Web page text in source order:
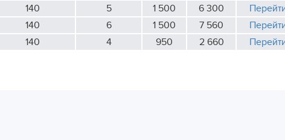
140 5 1 500 6 300
140 6 1 500 7 560
140 4 950 2 660